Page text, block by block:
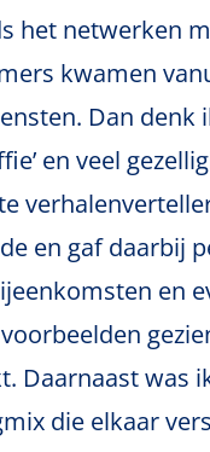
het netwerken
kwamen
Dan denk
en veel
en gaf daarbij
en
Daarnaast was
die elkaar